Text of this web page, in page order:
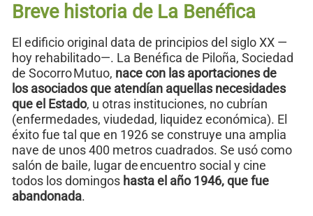
Breve historia de La Benéfica
El edificio original data de principios del siglo XX —
hoy rehabilitado—. La Benéfica de Piloña, Sociedad
de Socorro Mutuo, nace con las aportaciones de
los asociados que atendían aquellas necesidades
que el Estado, u otras instituciones, no cubrían
(enfermedades, viudedad, liquidez económica). El
éxito fue tal que en 1926 se construye una amplia
nave de unos 400 metros cuadrados. Se usó como
salón de baile, lugar de encuentro social y cine
todos los domingos hasta el año 1946, que fue
abandonada.